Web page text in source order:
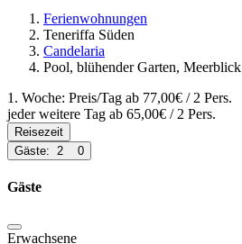
Ferienwohnungen
Teneriffa Süden
Candelaria
Pool, blühender Garten, Meerblick
1. Woche: Preis/Tag ab 77,00€ / 2 Pers.
jeder weitere Tag ab 65,00€ / 2 Pers.
Reisezeit
Gäste:
2 0
Gäste
Erwachsene